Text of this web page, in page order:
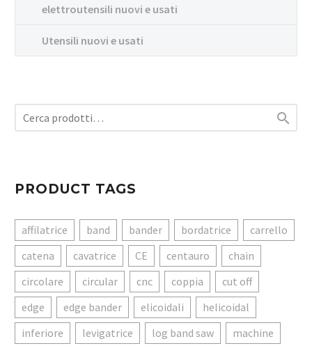
elettroutensili nuovi e usati
Utensili nuovi e usati

PRODUCT TAGS
affilatrice band bander bordatrice
carrello
catena
cavatrice CE centauro
chain
circolare
circular cnc coppia
cut off
edge
edge bander elicoidali
helicoidal
inferiore
levigatrice log band saw
machine